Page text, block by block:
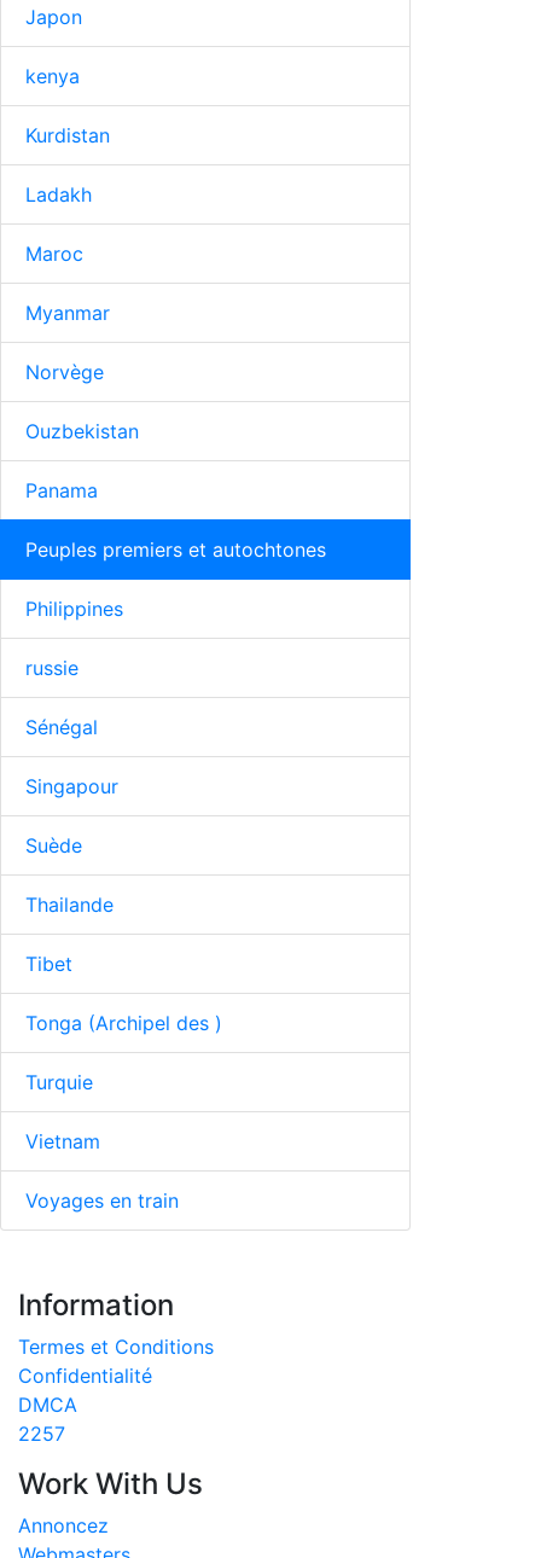
Japon
kenya
Kurdistan
Ladakh
Maroc
Myanmar
Norvège
Ouzbekistan
Panama
Peuples premiers et autochtones
Philippines
russie
Sénégal
Singapour
Suède
Thailande
Tibet
Tonga (Archipel des )
Turquie
Vietnam
Voyages en train
Information
Termes et Conditions
Confidentialité
DMCA
2257
Work With Us
Annoncez